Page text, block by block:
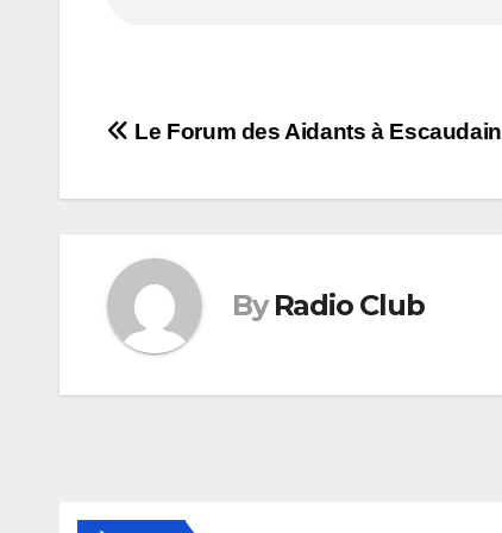
Navigation
de
Le Forum des Aidants à Escaudain
By Radio Club